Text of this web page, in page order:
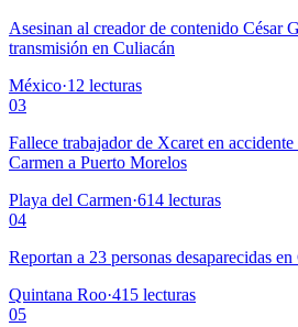
Asesinan al creador de contenido César
transmisión en Culiacán
México·12 lecturas
03
Fallece trabajador de Xcaret en
Carmen a Puerto Morelos
Playa del Carmen·614 lecturas
04
Reportan a 23 personas desaparecidas
Quintana Roo·415 lecturas
05